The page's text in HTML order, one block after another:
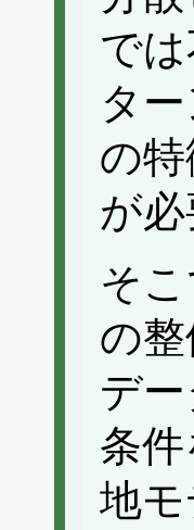
で
タ
の
が
そ
の
デ
条
地